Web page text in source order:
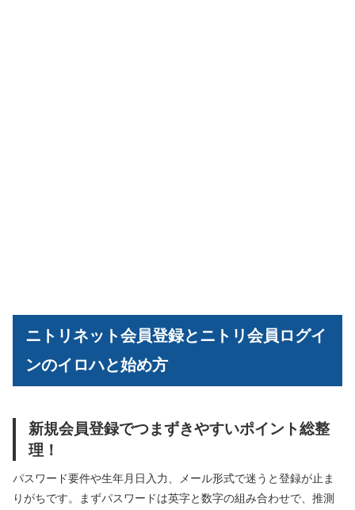
ニトリネット会員登録とニトリ会員ログイ
ンのイロハと始め方
新規会員登録でつまずきやすいポイント総整
理！
パスワード要件や生年月日入力、メール形式で迷うと登録が止ま
りがちです。まずパスワードは英字と数字の組み合わせで、推測